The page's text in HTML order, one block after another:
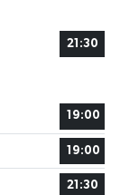
21:30
19:00
19:00
21:30